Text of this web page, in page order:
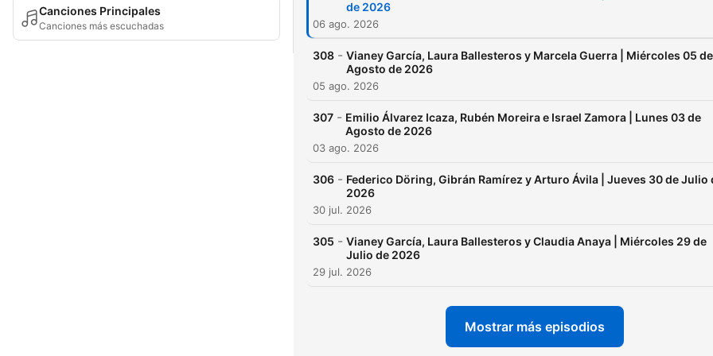
Canciones Principales
Canciones más escuchadas
de 2026
06 ago. 2026
308 - Vianey García, Laura Ballesteros y Marcela Guerra | Miércoles 05 de
Agosto de 2026
05 ago. 2026
307 - Emilio Álvarez Icaza, Rubén Moreira e Israel Zamora | Lunes 03 de
Agosto de 2026
03 ago. 2026
306 - Federico Döring, Gibrán Ramírez y Arturo Ávila | Jueves 30 de Julio
2026
30 jul. 2026
305 - Vianey García, Laura Ballesteros y Claudia Anaya | Miércoles 29 de
Julio de 2026
29 jul. 2026
Mostrar más episodios